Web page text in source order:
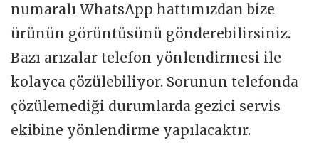
numaralı WhatsApp hattımızdan bize
ürünün görüntüsünü gönderebilirsiniz.
Bazı arızalar telefon yönlendirmesi ile
kolayca çözülebiliyor. Sorunun telefonda
çözülemediği durumlarda gezici servis
ekibine yönlendirme yapılacaktır.